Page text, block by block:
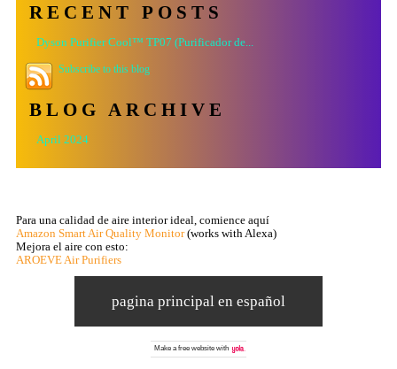
RECENT POSTS
Dyson Purifier Cool™ TP07 (Purificador de...
Subscribe to this blog
BLOG ARCHIVE
April 2024
Para una calidad de aire interior ideal, comience aquí
Amazon Smart Air Quality Monitor(works with Alexa)
Mejora el aire con esto:
AROEVE Air Purifiers
pagina principal en español
Make afree websitewith